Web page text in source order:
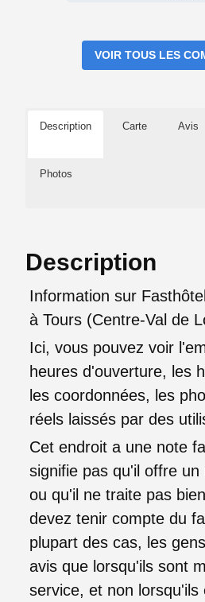
VOIR TOUS LES
Description Carte Avis
Photos
Description
Information sur
à Tours (Centre-Val de
Ici, vous pouvez voir
heures d'ouverture, les
les coordonnées, les
réels laissés par des
Cet endroit a une note
signifie pas qu'il offre
ou qu'il ne traite pas
devez tenir compte du
plupart des cas, les
avis que lorsqu'ils sont
service, et non lorsqu'ils